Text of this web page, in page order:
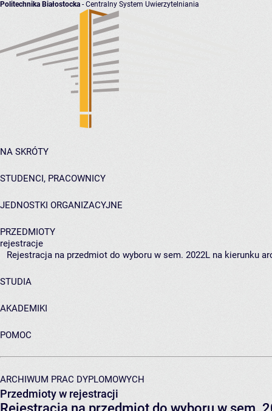
Politechnika Białostocka - Centralny System Uwierzytelniania
NA SKRÓTY
STUDENCI, PRACOWNICY
JEDNOSTKI ORGANIZACYJNE
PRZEDMIOTY
rejestracje
Rejestracja na przedmiot do wyboru w sem. 2022L na kierunku
STUDIA
AKADEMIKI
POMOC
ARCHIWUM PRAC DYPLOMOWYCH
Przedmioty w rejestracji